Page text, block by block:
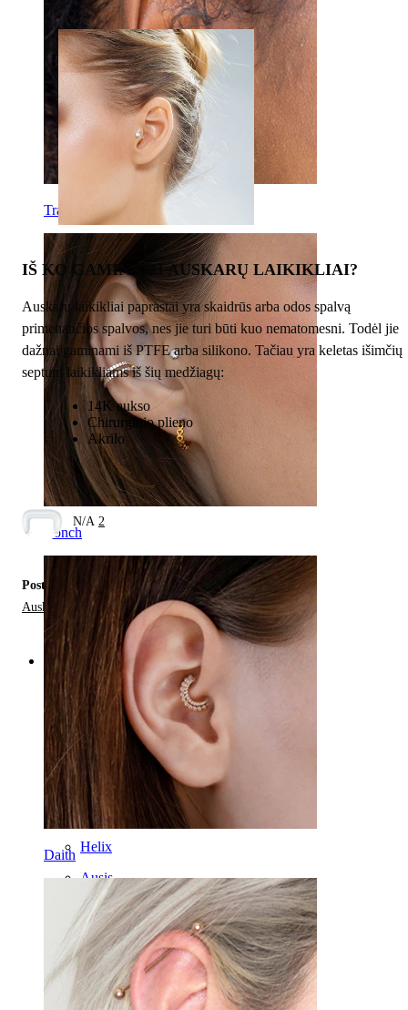
Tragus
Conch
Daith
IŠ KO GAMINAMI AUSKARŲ LAIKIKLIAI?
Auskarų laikikliai paprastai yra skaidrūs arba odos spalvą
primenančios spalvos, nes jie turi būti kuo nematomesni. Todėl jie
dažnai gaminami iš PTFE arba silikono. Tačiau yra keletas išimčių
septum laikikliams iš šių medžiagų:
14K aukso
Chirurginio plieno
Akrilo
N/A 2
Posted in:
Auskarų tipai
Categories
Bamba
Lūpa
Spenelis
Industrial
Poodinis
Helix
Ausis
Septum
14k auksas
Netikri auskarai
Labret